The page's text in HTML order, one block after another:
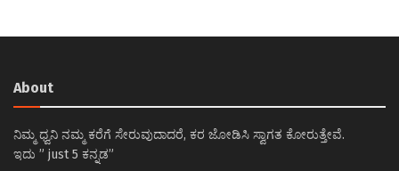
About
ನಿಮ್ಮ ಧ್ವನಿ ನಮ್ಮ ಕರೆಗೆ ಸೇರುವುದಾದರೆ, ಕರ ಜೋಡಿಸಿ ಸ್ವಾಗತ ಕೋರುತ್ತೇವೆ.
ಇದು ” just 5 ಕನ್ನಡ”